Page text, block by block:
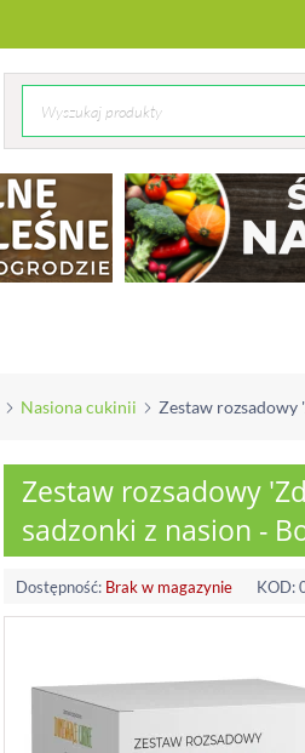
Nasiona cukinii Zestaw rozsadowy
Zestaw rozsadowy
sadzonki z nasion -
Dostępność: Brak w magazynie KOD: